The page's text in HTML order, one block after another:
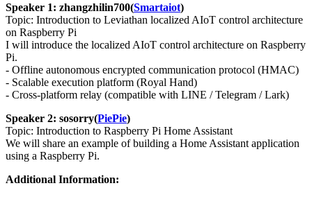
Speaker 1: zhangzhilin700(Smartaiot)
Topic: Introduction to Leviathan localized AIoT control architecture
on Raspberry Pi
I will introduce the localized AIoT control architecture on Raspberry
Pi.
- Offline autonomous encrypted communication protocol (HMAC)
- Scalable execution platform (Royal Hand)
- Cross-platform relay (compatible with LINE / Telegram / Lark)
Speaker 2: sosorry(PiePie)
Topic: Introduction to Raspberry Pi Home Assistant
We will share an example of building a Home Assistant application
using a Raspberry Pi.
Additional Information: